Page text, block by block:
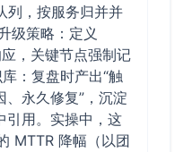
列，按服务归并并
级策略：定义
，关键节点强制记
：复盘时产出“触
永久修复”，沉淀
引用。实操中，这
MTTR 降幅（以团